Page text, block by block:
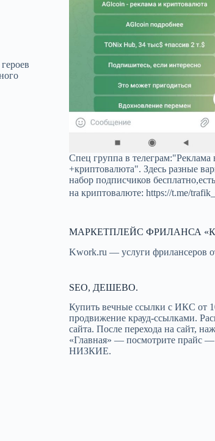
Спец группа в телеграм:"Реклама
+криптовалюта". Здесь разные
набор подписчиков
на криптовалюте:https://t.me/
МАРКЕТПЛЕЙС ФРИЛАНСА
Kwork.ru — услуги фрилансеров
SEO, ДЕШЕВО.
Купить вечные ссылки с ИКС от
продвижение крауд-ссылками.
сайта. После перехода на сайт,
«Главная» — посмотрите прайс
НИЗКИЕ.